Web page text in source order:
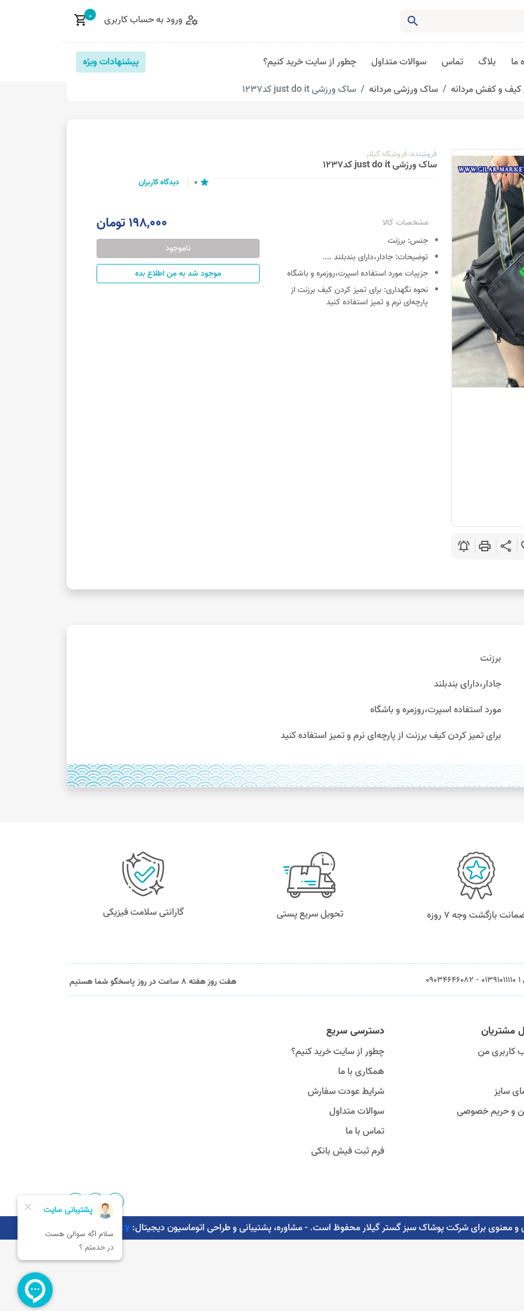
search
manage_accounts ورود به حساب کاربری shopping_cart0
ما بلاگ تماس سوالات متداول چطور از سایت خرید کنیم؟
پیشنهادات ویژه
کیف و کفش مردانه ساک ورزشی مردانه ساک ورزشی just do it کد1237
share
print
notifications_active
فروشنده: فروشگاه گیلار
ساک ورزشی just do it کد1237
star
0 دیدگاه کاربران
مشخصات کالا
جنس: برزنت
توضیحات: جادار،دارای بندبلند ....
جزییاتمورد استفاده اسپرت،روزمره و باشگاه
نحوه نگهداری: برای تمیز کردن کیف برزنت از
پارچه‌ای نرم و تمیز استفاده کنید
198,000 تومان
ناموجود
موجود شد به من اطلاع بده
برزنت
جادار،دارای بندبلند
مورد استفاده اسپرت،روزمره و باشگاه
برای تمیز کردن کیف برزنت از پارچه‌ای نرم و تمیز استفاده کنید
بازگشت وجه ۷ روزه تحویل سریع پستی گارانتی سلامت فیزیکی
هفت روز هفته 8 ساعت در روز پاسخگو شما هستیم
مشتریان
کاربری من
سایز
و حریم خصوصی
دسترسی سریع
چطور از سایت خرید کنیم؟
همکاری با ما
شرایط عودت سفارش
سوالات متداول
تماس با ما
فرم ثبت فیش بانکی
Kaman.agency